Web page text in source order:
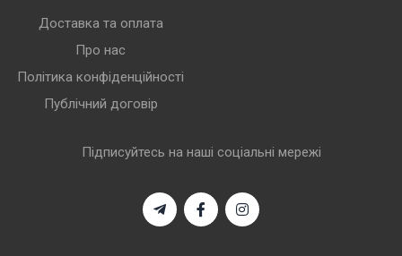
Доставка та оплата
Про нас
Політика конфіденційності
Публічний договір
Підписуйтесь на наші соціальні мережі